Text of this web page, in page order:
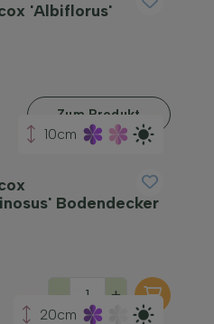
'Albiflorus'
Zum Produkt
10cm
Bodendecker
- +
20cm